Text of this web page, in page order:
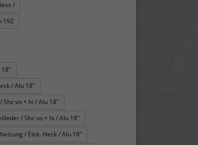
/
19Z
18"
/ Alu 18"
Shz vo + hi / Alu 18"
/ Shz vo + hi / Alu 18"
/ Elek. Heck / Alu 18"